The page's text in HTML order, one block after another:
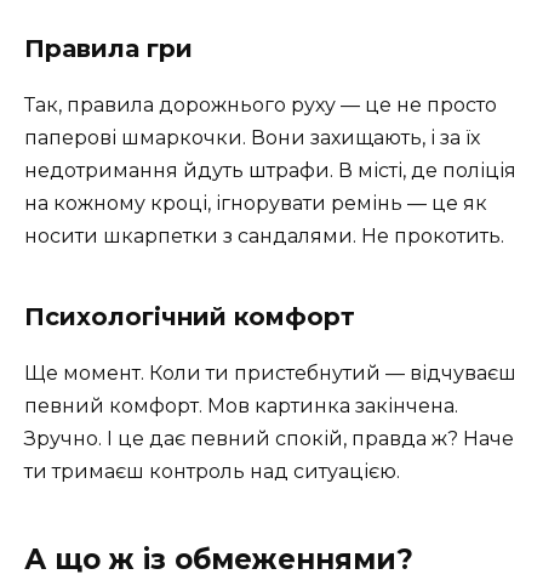
Правила гри
Так, правила дорожнього руху — це не просто
паперові шмаркочки. Вони захищають, і за їх
недотримання йдуть штрафи. В місті, де поліція
на кожному кроці, ігнорувати ремінь — це як
носити шкарпетки з сандалями. Не прокотить.
Психологічний комфорт
Ще момент. Коли ти пристебнутий — відчуваєш
певний комфорт. Мов картинка закінчена.
Зручно. І це дає певний спокій, правда ж? Наче
ти тримаєш контроль над ситуацією.
А що ж із обмеженнями?